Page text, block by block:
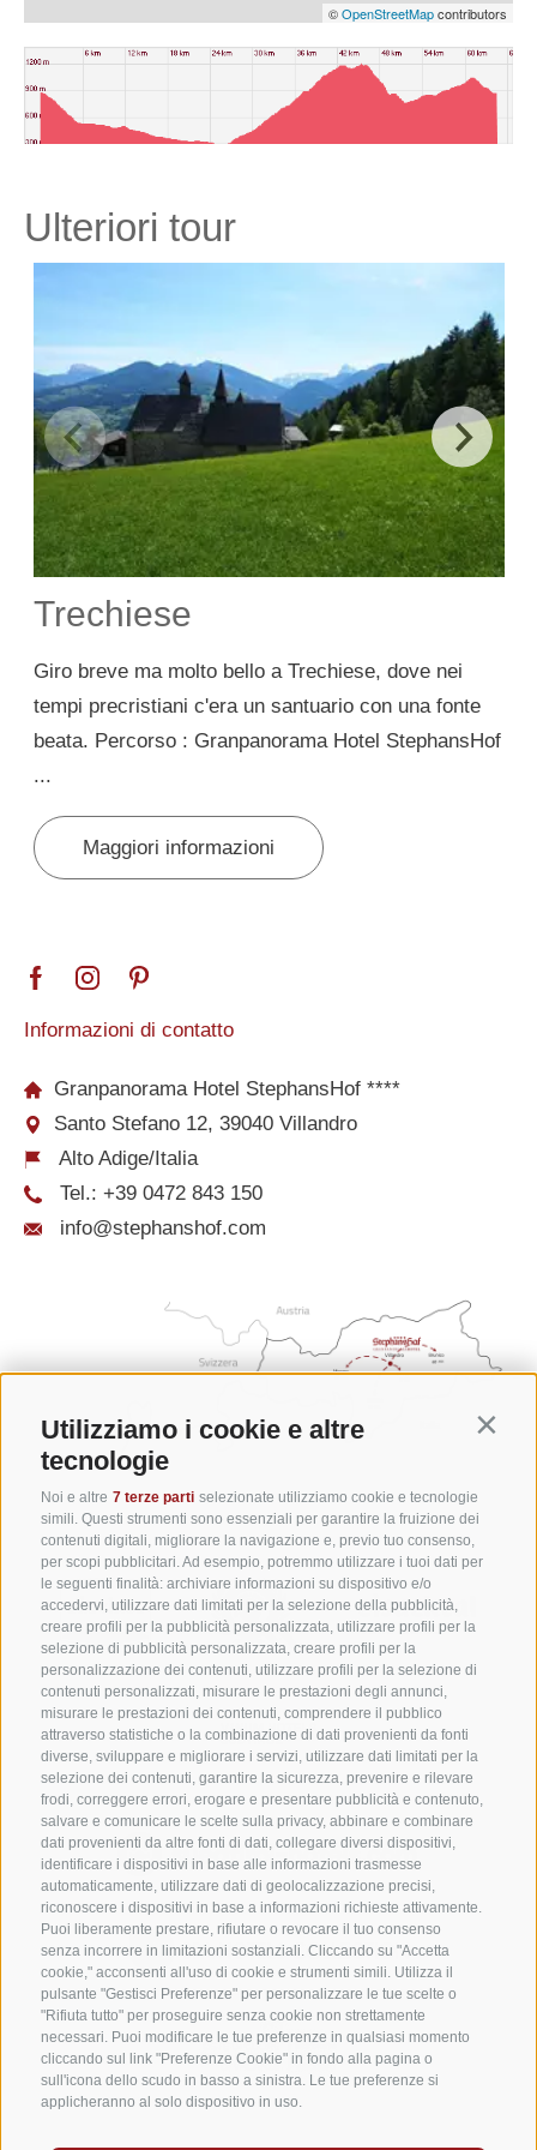
Utilizziamo i cookie e altre
tecnologie
Noi e altre 7 terze parti selezionate utilizziamo cookie e tecnologie
simili. Questi strumenti sono essenziali per garantire la fruizione dei
contenuti digitali, migliorare la navigazione e, previo tuo consenso,
per scopi pubblicitari. Ad esempio, potremmo utilizzare i tuoi dati per
le seguenti finalità: archiviare informazioni su dispositivo e/o
accedervi, utilizzare dati limitati per la selezione della pubblicità,
creare profili per la pubblicità personalizzata, utilizzare profili per la
selezione di pubblicità personalizzata, creare profili per la
personalizzazione dei contenuti, utilizzare profili per la selezione di
contenuti personalizzati, misurare le prestazioni degli annunci,
misurare le prestazioni dei contenuti, comprendere il pubblico
attraverso statistiche o la combinazione di dati provenienti da fonti
diverse, sviluppare e migliorare i servizi, utilizzare dati limitati per la
selezione dei contenuti, garantire la sicurezza, prevenire e rilevare
frodi, correggere errori, erogare e presentare pubblicità e contenuto,
salvare e comunicare le scelte sulla privacy, abbinare e combinare
dati provenienti da altre fonti di dati, collegare diversi dispositivi,
identificare i dispositivi in base alle informazioni trasmesse
automaticamente, utilizzare dati di geolocalizzazione precisi,
riconoscere i dispositivi in base a informazioni richieste attivamente.
Puoi liberamente prestare, rifiutare o revocare il tuo consenso
senza incorrere in limitazioni sostanziali. Cliccando su "Accetta
cookie," acconsenti all'uso di cookie e strumenti simili. Utilizza il
pulsante "Gestisci Preferenze" per personalizzare le tue scelte o
"Rifiuta tutto" per proseguire senza cookie non strettamente
necessari. Puoi modificare le tue preferenze in qualsiasi momento
cliccando sul link "Preferenze Cookie" in fondo alla pagina o
sull'icona dello scudo in basso a sinistra. Le tue preferenze si
applicheranno al solo dispositivo in uso.
©OpenStreetMapcontributors
Ulteriori tour
Trechiese
Giro breve ma molto bello a Trechiese, dove nei
tempi precristiani c'era un santuario con una fonte
beata. Percorso : Granpanorama Hotel StephansHof
...
Maggiori informazioni
Informazioni di contatto
Granpanorama Hotel StephansHof ****
Santo Stefano 12, 39040 Villandro
Alto Adige/Italia
Tel.: +39 0472 843 150
info@stephanshof.com